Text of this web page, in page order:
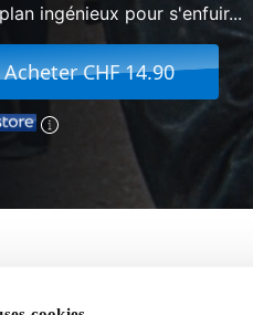
ingénieux pour s'enfuir...
Acheter CHF 14.90